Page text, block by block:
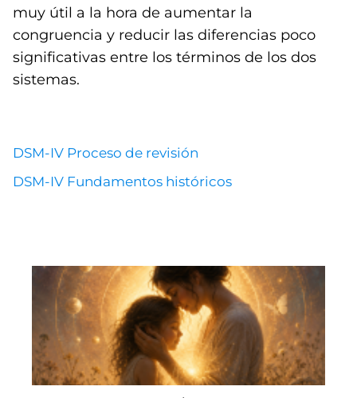
muy útil a la hora de aumentar la
congruencia y reducir las diferencias poco
significativas entre los términos de los dos
sistemas.
DSM-IV Proceso de revisión
DSM-IV Fundamentos históricos